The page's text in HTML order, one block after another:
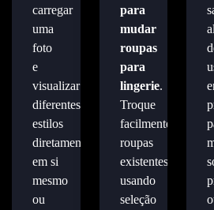
carregar
uma
foto
e
visualizar
diferentes
estilos
diretamente
em si
mesmo
ou
para
mudar
roupas
para
lingerie.
Troque
facilmente
roupas
existentes
usando
seleção